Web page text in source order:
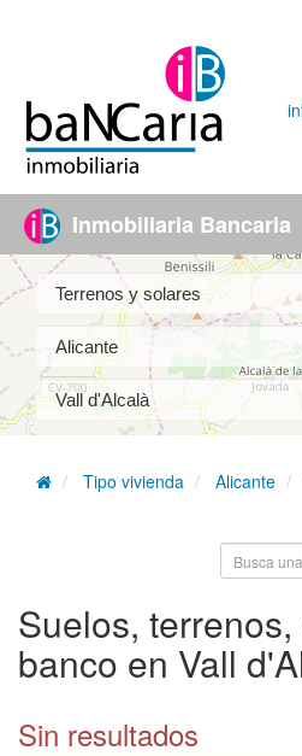
Inmobiliaria Bancaria
Tipo vivienda Alicante
Suelos,
banco en Vall
Sin resultados